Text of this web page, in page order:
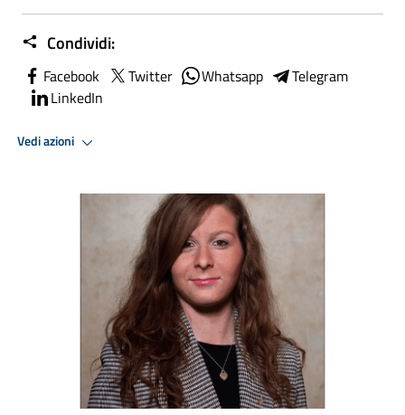
Condividi:
Facebook Twitter Whatsapp
Telegram
LinkedIn
Vedi azioni